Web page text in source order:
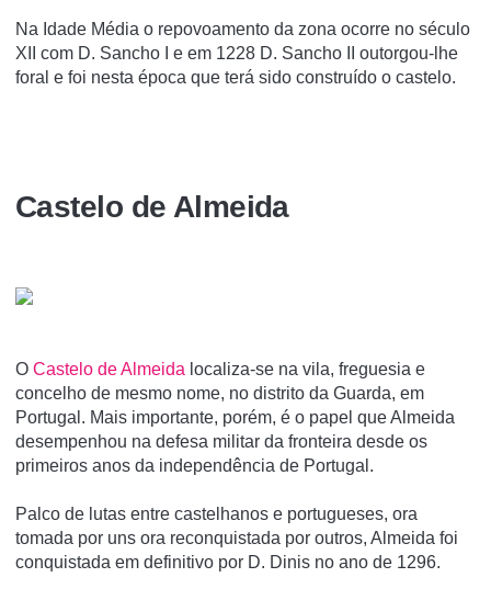
Na Idade Média o repovoamento da zona ocorre no século
XII com D. Sancho I e em 1228 D. Sancho II outorgou-lhe
foral e foi nesta época que terá sido construído o castelo.
Castelo de Almeida
O Castelo de Almeida localiza-se na vila, freguesia e
concelho de mesmo nome, no distrito da Guarda, em
Portugal. Mais importante, porém, é o papel que Almeida
desempenhou na defesa militar da fronteira desde os
primeiros anos da independência de Portugal.
Palco de lutas entre castelhanos e portugueses, ora
tomada por uns ora reconquistada por outros, Almeida foi
conquistada em definitivo por D. Dinis no ano de 1296.